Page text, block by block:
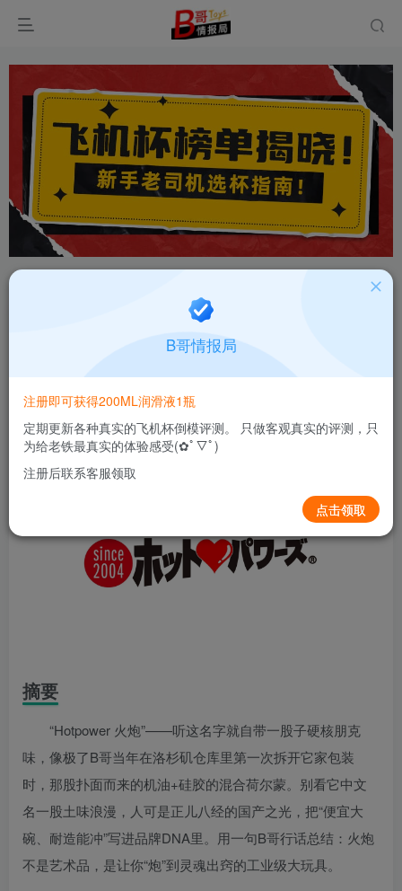
日本Hotpower火炮飞机杯品牌百科
5个月前发布
摘要
“Hotpower 火炮”——听这名字就自带一股子硬核朋克
味，像极了B哥当年在洛杉矶仓库里第一次拆开它家包装
时，那股扑面而来的机油+硅胶的混合荷尔蒙。别看它中文
名一股土味浪漫，人可是正儿八经的国产之光，把“便宜大
碗、耐造能冲”写进品牌DNA里。用一句B哥行话总结：火炮
不是艺术品，是让你“炮”到灵魂出窍的工业级大玩具。
B哥情报局
注册即可获得200ML润滑液1瓶
定期更新各种真实的飞机杯倒模评测。 只做客观真实的评测，只
为给老铁最真实的体验感受(✿ﾟ▽ﾟ)
注册后联系客服领取
点击领取